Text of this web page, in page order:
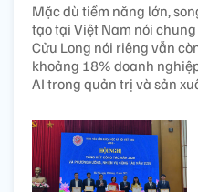
Mặc dù tiềm năng lớn,
tạo tại Việt Nam nói
Cửu Long nói riêng vẫn
khoảng 18% doanh
AI trong quản trị và sản